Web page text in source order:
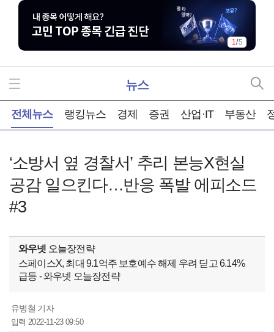
1/5
뉴스
전체뉴스 랭킹뉴스 경제 증권 산업·IT 부동산
‘소방서 옆 경찰서’ 추리 본능X현실
공감 일으킨다…반응 폭발 에피소드
#3
와우넷 오늘장전략
스페이스X, 최대 9.1억주 보호예수 해제 우려 딛고 6.14%
급등 - 와우넷 오늘장전략
유병철 기자
입력2022-11-23 09:50